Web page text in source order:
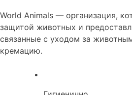
World Animals — организация,
защитой животных и
связанные с уходом за
кремацию.